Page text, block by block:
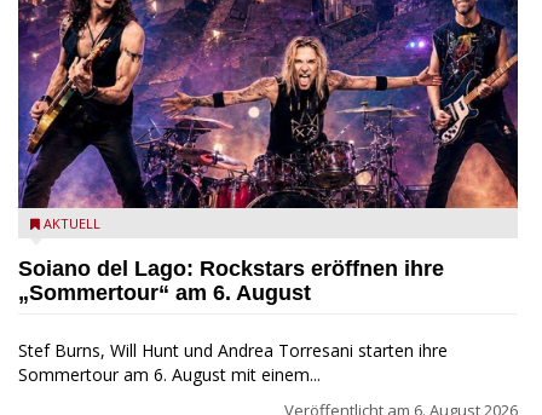
Stef Burns, Will Hunt und Andrea Torresani im Summer Rock
AKTUELL
Soiano del Lago: Rockstars eröffnen ihre
„Sommertour“ am 6. August
Stef Burns, Will Hunt und Andrea Torresani starten ihre
Sommertour am 6. August mit einem...
Veröffentlicht am 6. August 2026